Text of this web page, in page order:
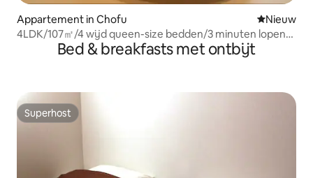
Appartement in Chofu Nieuwe
Nieuw
4LDK/107㎡/4 wijd queen-size bedden/3 minuten lopen
van station Chofu/
Bed & breakfasts met ontbijt
Superhost
Superhost